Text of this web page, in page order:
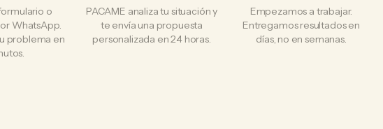
o
WhatsApp.
problema en
PACAME analiza tu situación y
te envía una propuesta
personalizada en 24 horas.
Empezamos a trabajar.
Entregamos resultados en
días, no en semanas.